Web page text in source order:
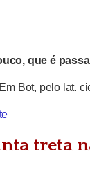
que é
Em Bot, pelo lat.
treta